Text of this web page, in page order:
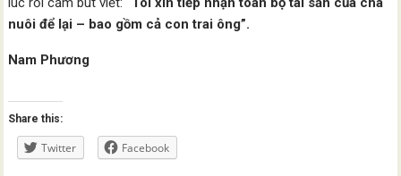
nuôi để lại – bao gồm cả con trai ông”.
Nam Phương
Share this:
Twitter Facebook